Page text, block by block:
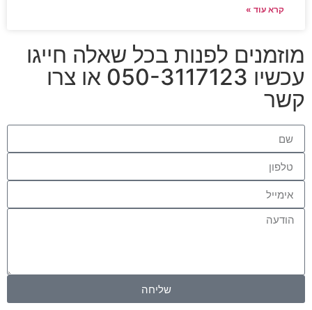
קרא עוד »
מוזמנים לפנות בכל שאלה חייגו
עכשיו 050-3117123 או צרו
קשר
שליחה